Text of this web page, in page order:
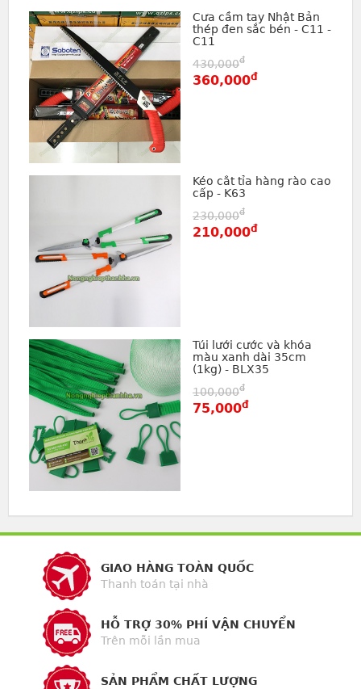
Cưa cầm tay Nhật Bản
thép đen sắc bén - C11 -
C11
430,000đ
360,000đ
Kéo cắt tỉa hàng rào cao
cấp - K63
230,000đ
210,000đ
Túi lưới cước và khóa
màu xanh dài 35cm
(1kg) - BLX35
100,000đ
75,000đ
GIAO HÀNG TOÀN QUỐC
Thanh toán tại nhà
HỖ TRỢ 30% PHÍ VẬN CHUYỂN
Trên mỗi lần mua
SẢN PHẨM CHẤT LƯỢNG